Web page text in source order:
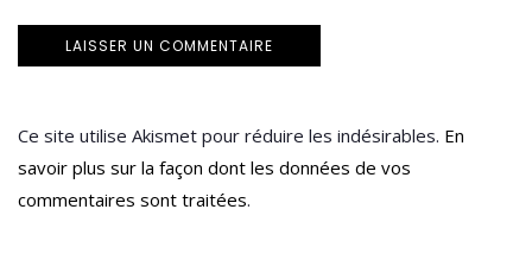
Ce site utilise Akismet pour réduire les indésirables. En
savoir plus sur la façon dont les données de vos
commentaires sont traitées.